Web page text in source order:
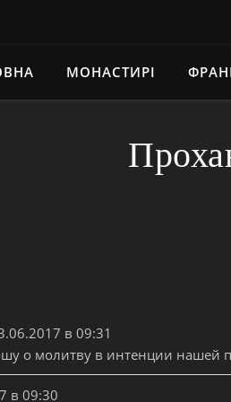
МОНАСТИРІ
в 09:31
о молитву в интенции нашей
в 09:30